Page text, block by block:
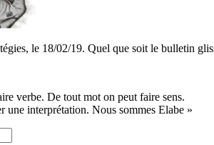
le 18/02/19. Quel que soit le bulletin
verbe. De tout mot on peut faire sens.
une interprétation. Nous sommes Elabe »